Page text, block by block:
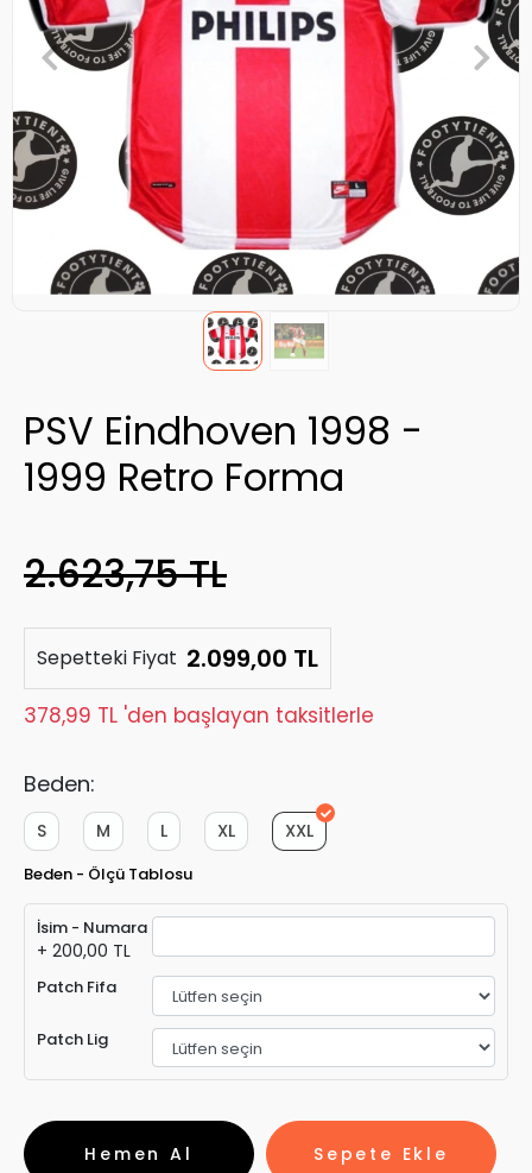
PSV Eindhoven 1998 -
1999 Retro Forma
2.623,75 TL
Sepetteki Fiyat 2.099,00 TL
378,99 TL 'den başlayan taksitlerle
Beden:
XXL
XL
L
M
S
Beden - Ölçü Tablosu
İsim - Numara
+ 200,00 TL
Patch Fifa
Patch Lig
Sepete Ekle
Hemen Al